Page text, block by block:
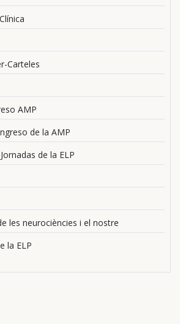
Carteles
AMP
de la AMP
de la ELP
les neurociències i el nostre
la ELP